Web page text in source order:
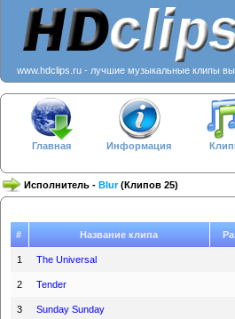
www.hdclips.ru - лучшие музыкальные клипы
Главная Информация
Исполнитель - Blur(Клипов 25)
# Название клипа
1 The Universal
2 Tender
3 Sunday Sunday